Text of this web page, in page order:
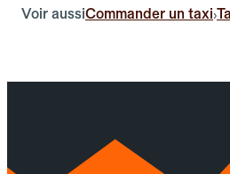
Voir aussiCommander un taxi›